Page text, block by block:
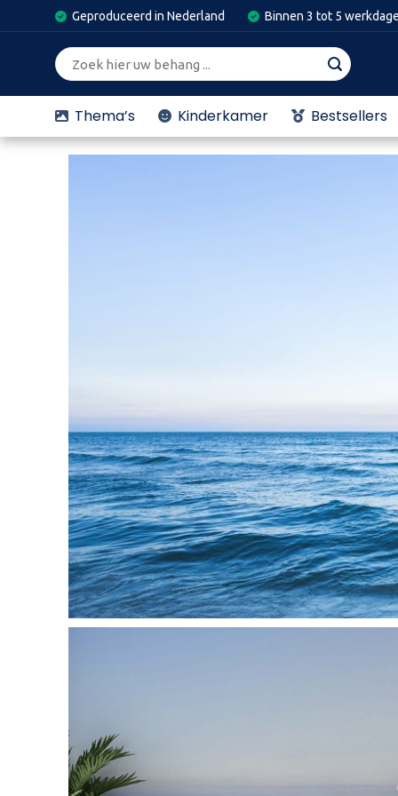
to
Geproduceerd in Nederland Binnen 3 tot 5
Zoeken
naar:
Thema’s Kinderkamer Bestsellers